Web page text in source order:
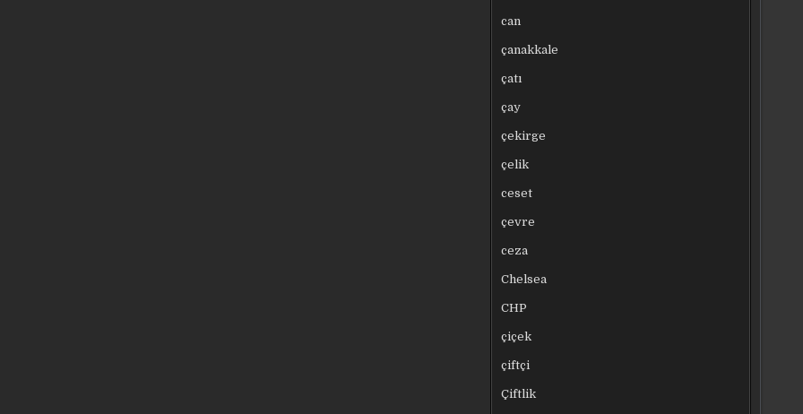
can
çanakkale
çatı
çay
çekirge
çelik
ceset
çevre
ceza
Chelsea
CHP
çiçek
çiftçi
Çiftlik